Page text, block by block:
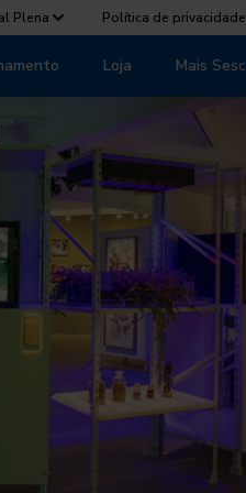
Plena Política de privacidade
Loja Mais Sesc